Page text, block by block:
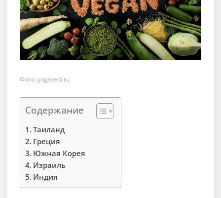
Фото: yogavedi.ru
Содержание
Таиланд
Греция
Южная Корея
Израиль
Индия